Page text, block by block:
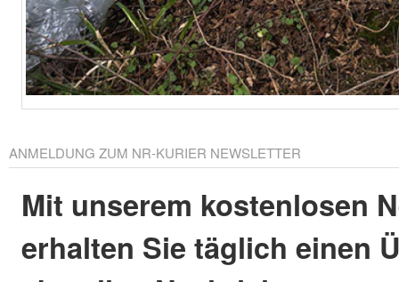
ANMELDUNG ZUM NR-KURIER NEWSLETTER
Mit unserem kostenlosen
erhalten Sie täglich einen